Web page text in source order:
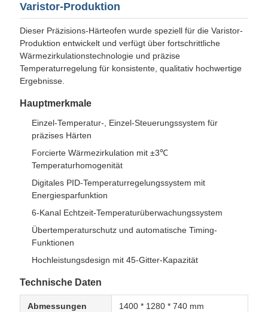
Varistor-Produktion
Dieser Präzisions-Härteofen wurde speziell für die Varistor-
Produktion entwickelt und verfügt über fortschrittliche
Wärmezirkulationstechnologie und präzise
Temperaturregelung für konsistente, qualitativ hochwertige
Ergebnisse.
Hauptmerkmale
Einzel-Temperatur-, Einzel-Steuerungssystem für
präzises Härten
Forcierte Wärmezirkulation mit ±3℃
Temperaturhomogenität
Digitales PID-Temperaturregelungssystem mit
Energiesparfunktion
6-Kanal Echtzeit-Temperaturüberwachungssystem
Übertemperaturschutz und automatische Timing-
Funktionen
Hochleistungsdesign mit 45-Gitter-Kapazität
Technische Daten
Abmessungen
1400 * 1280 * 740 mm